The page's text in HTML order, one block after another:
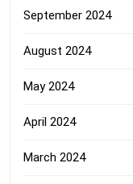
September 2024
August 2024
May 2024
April 2024
March 2024